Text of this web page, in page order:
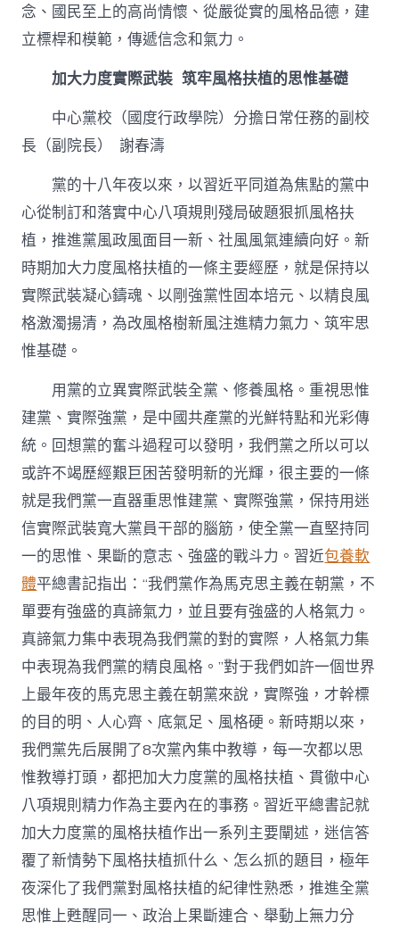
念、國民至上的高尚情懷、從嚴從實的風格品德，建
立標桿和模範，傳遞信念和氣力。
加大力度實際武裝 筑牢風格扶植的思惟基礎
中心黨校（國度行政學院）分擔日常任務的副校
長（副院長） 謝春濤
黨的十八年夜以來，以習近平同道為焦點的黨中
心從制訂和落實中心八項規則殘局破題狠抓風格扶
植，推進黨風政風面目一新、社風風氣連續向好。新
時期加大力度風格扶植的一條主要經歷，就是保持以
實際武裝凝心鑄魂、以剛強黨性固本培元、以精良風
格激濁揚清，為改風格樹新風注進精力氣力、筑牢思
惟基礎。
用黨的立異實際武裝全黨、修養風格。重視思惟
建黨、實際強黨，是中國共產黨的光鮮特點和光彩傳
統。回想黨的奮斗過程可以發明，我們黨之所以可以
或許不竭歷經艱巨困苦發明新的光輝，很主要的一條
就是我們黨一直器重思惟建黨、實際強黨，保持用迷
信實際武裝寬大黨員干部的腦筋，使全黨一直堅持同
一的思惟、果斷的意志、強盛的戰斗力。習近包養軟
體平總書記指出：“我們黨作為馬克思主義在朝黨，不
單要有強盛的真諦氣力，並且要有強盛的人格氣力。
真諦氣力集中表現為我們黨的對的實際，人格氣力集
中表現為我們黨的精良風格。”對于我們如許一個世界
上最年夜的馬克思主義在朝黨來說，實際強，才幹標
的目的明、人心齊、底氣足、風格硬。新時期以來，
我們黨先后展開了8次黨內集中教導，每一次都以思
惟教導打頭，都把加大力度黨的風格扶植、貫徹中心
八項規則精力作為主要內在的事務。習近平總書記就
加大力度黨的風格扶植作出一系列主要闡述，迷信答
覆了新情勢下風格扶植抓什么、怎么抓的題目，極年
夜深化了我們黨對風格扶植的紀律性熟悉，推進全黨
思惟上甦醒同一、政治上果斷連合、舉動上無力分